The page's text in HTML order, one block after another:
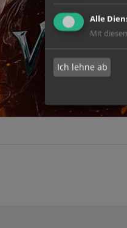
Alle
Mit
Ich lehne ab